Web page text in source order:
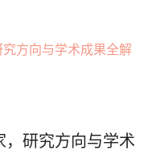
，研究方向与学术